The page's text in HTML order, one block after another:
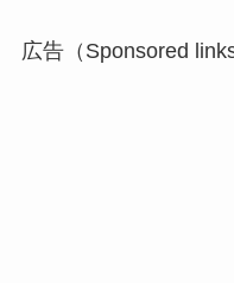
広告（Sponsored